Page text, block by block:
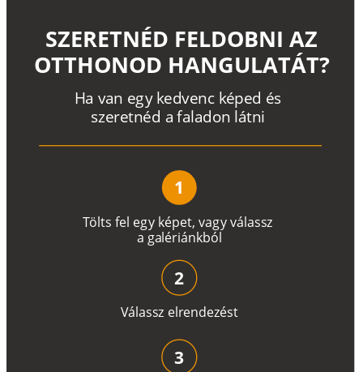
Tölts fel egy képet, vagyválassz
a galériánkból
Ha van egy kedvenc képed és
szeretnéd a faladon látni
SZERETNÉD FELDOBNI AZ
OTTHONOD HANGULATÁT?
1
Válassz elrendezést
2
3